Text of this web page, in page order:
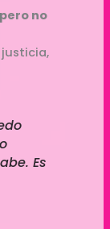
no
Es